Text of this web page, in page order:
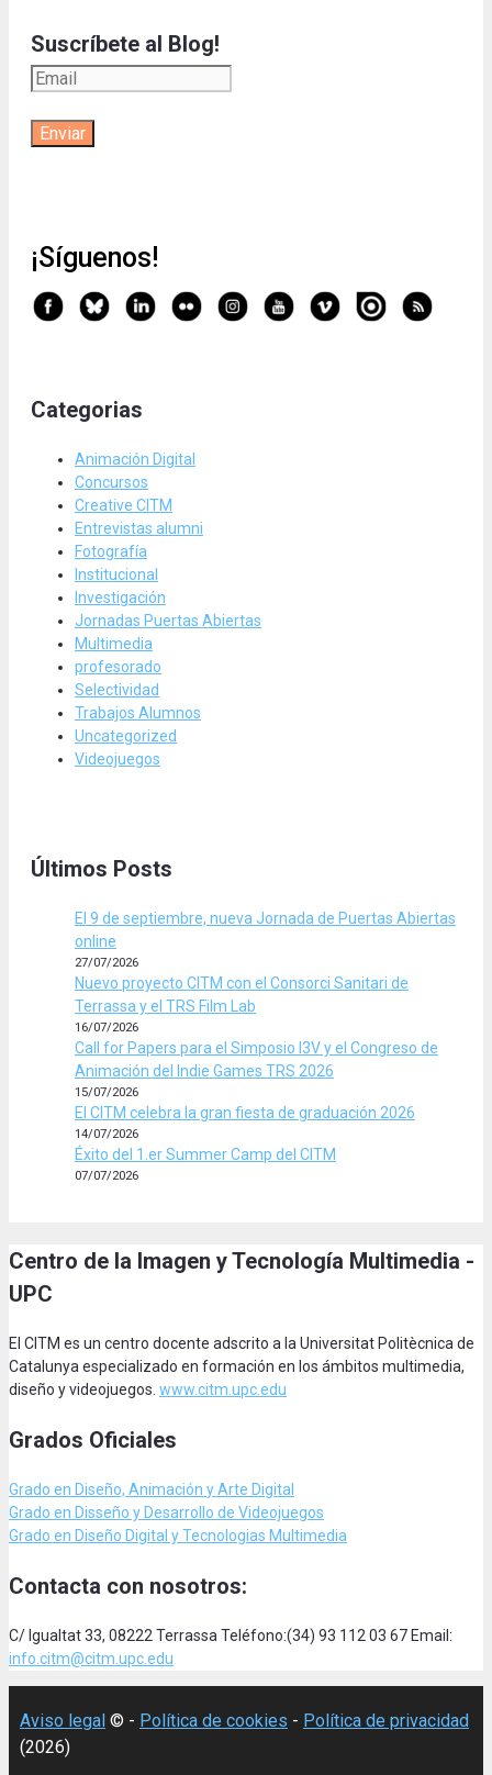
Suscríbete al Blog!
¡Síguenos!
Categorias
Animación Digital
Concursos
Creative CITM
Entrevistas alumni
Fotografía
Institucional
Investigación
Jornadas Puertas Abiertas
Multimedia
profesorado
Selectividad
Trabajos Alumnos
Uncategorized
Videojuegos
Últimos Posts
El 9 de septiembre, nueva Jornada de Puertas Abiertas
online
27/07/2026
Nuevo proyecto CITM con el Consorci Sanitari de
Terrassa y el TRS Film Lab
16/07/2026
Call for Papers para el Simposio I3V y el Congreso de
Animación del Indie Games TRS 2026
15/07/2026
El CITM celebra la gran fiesta de graduación 2026
14/07/2026
Éxito del 1.er Summer Camp del CITM
07/07/2026
Centro de la Imagen y Tecnología Multimedia -
UPC
El CITM es un centro docente adscrito a la Universitat Politècnica de
Catalunya especializado en formación en los ámbitos multimedia,
diseño y videojuegos. www.citm.upc.edu
Grados Oficiales
Grado en Diseño, Animación y Arte Digital
Grado en Disseño y Desarrollo de Videojuegos
Grado en Diseño Digital y Tecnologias Multimedia
Contacta con nosotros:
C/ Igualtat 33, 08222 Terrassa Teléfono:(34) 93 112 03 67 Email:
info.citm@citm.upc.edu
Aviso legal © - Política de cookies - Política de privacidad
(2026)